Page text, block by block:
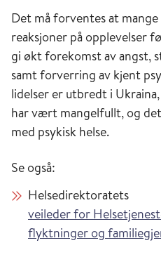
Det må forventes at
reaksjoner på opplevelser
gi økt forekomst av angst,
samt forverring av kjent
lidelser er utbredt i
har vært mangelfullt, og
med psykisk helse.
Se også:
Helsedirektoratets
veileder for
flyktninger og